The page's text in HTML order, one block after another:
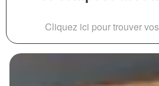
Cliquez ici pour trouver